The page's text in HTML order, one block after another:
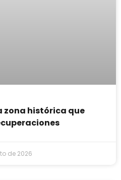
zona histórica que
de 2026